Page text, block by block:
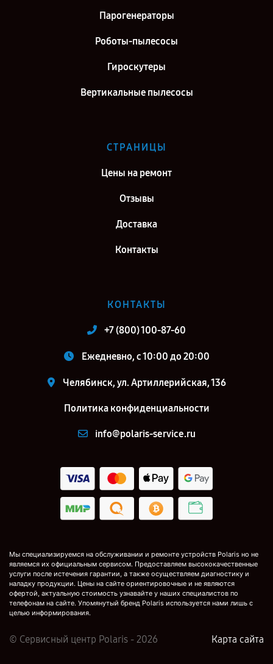
Парогенераторы
Роботы-пылесосы
Гироскутеры
Вертикальные пылесосы
СТРАНИЦЫ
Цены на ремонт
Отзывы
Доставка
Контакты
КОНТАКТЫ
+7 (800) 100-87-60
Ежедневно, с 10:00 до 20:00
Челябинск, ул. Артиллерийская, 136
Политика конфиденциальности
info@polaris-service.ru
Мы специализируемся на обслуживании и ремонте устройств Polaris но не
являемся их официальным сервисом. Предоставляем высококачественные
услуги после истечения гарантии, а также осуществляем диагностику и
наладку продукции. Цены на сайте ориентировочные и не являются
офертой, актуальную стоимость узнавайте у наших специалистов по
телефонам на сайте. Упомянутый бренд Polaris используется нами лишь с
целью информирования.
© Сервисный центр Polaris - 2026 Карта сайта